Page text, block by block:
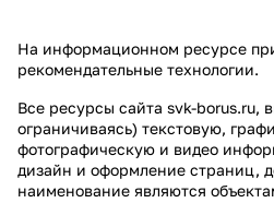
На информационном ресурсе
рекомендательные технологии.
Все ресурсы сайта svk-borus.ru,
ограничиваясь) текстовую,
фотографическую и видео
дизайн и оформление страниц,
наименование являются